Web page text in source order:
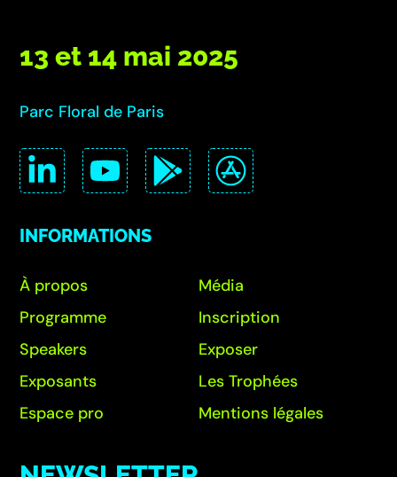
13 et 14 mai 2025
Parc Floral de Paris
INFORMATIONS
À propos
Programme
Speakers
Exposants
Espace pro
Média
Inscription
Exposer
Les Trophées
Mentions légales